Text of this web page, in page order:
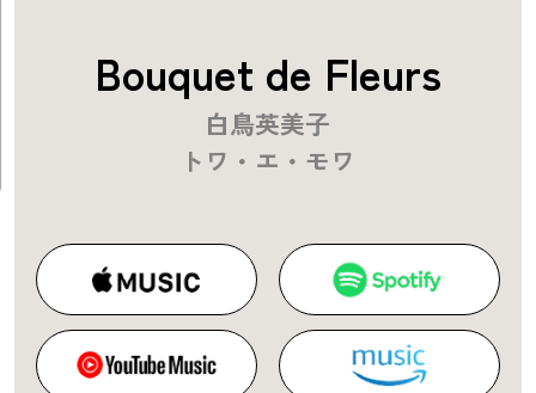
Bouquet de Fleurs
白鳥英美子
トワ・エ・モワ